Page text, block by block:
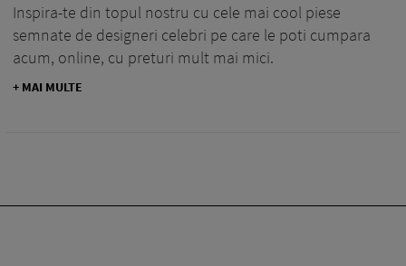
Inspira-te din topul nostru cu cele mai cool piese
semnate de designeri celebri pe care le poti cumpara
acum, online, cu preturi mult mai mici.
+ MAI MULTE